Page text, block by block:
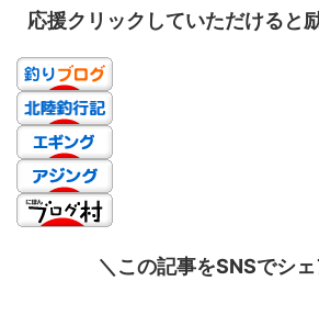
応援クリックしていただけると
＼この記事をSNSでシ